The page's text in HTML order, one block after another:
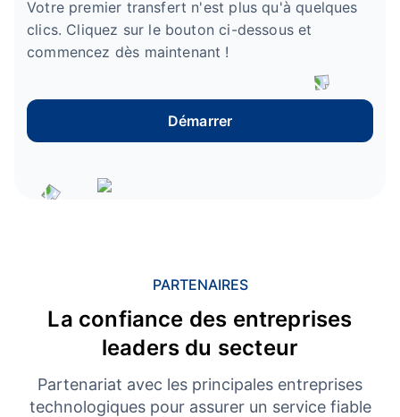
Votre premier transfert n'est plus qu'à quelques
clics. Cliquez sur le bouton ci-dessous et
commencez dès maintenant !
Démarrer
PARTENAIRES
La confiance des entreprises
leaders du secteur
Partenariat avec les principales entreprises
technologiques pour assurer un service fiable